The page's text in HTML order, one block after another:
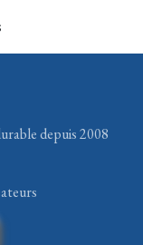
depuis 2008